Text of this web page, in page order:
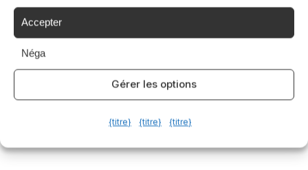
Accepter
Néga
Gérer les options
{titre} {titre} {titre}
Condividi questo articolo
Facebook